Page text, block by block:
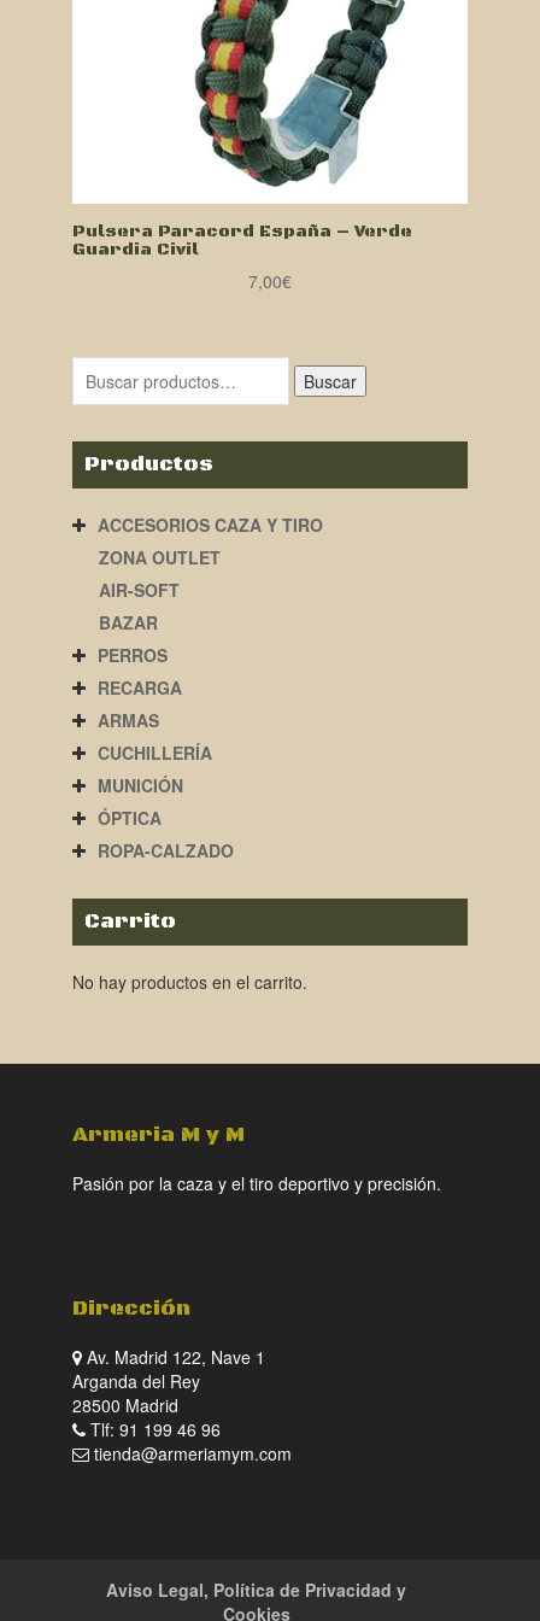
Pulsera Paracord España – Verde
Guardia Civil
7,00€
Buscar
Productos
ACCESORIOS CAZA Y TIRO
ZONA OUTLET
AIR-SOFT
BAZAR
PERROS
RECARGA
ARMAS
CUCHILLERÍA
MUNICIÓN
ÓPTICA
ROPA-CALZADO
Carrito
No hay productos en el carrito.
Armeria M y M
Pasión por la caza y el tiro deportivo y precisión.
Dirección
Av. Madrid 122, Nave 1
Arganda del Rey
28500 Madrid
Tlf: 91 199 46 96
tienda@armeriamym.com
Aviso Legal, Política de Privacidad y
Cookies